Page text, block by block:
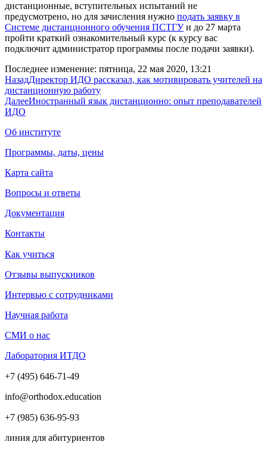
дистанционные, вступительных испытаний не
предусмотрено, но для зачисления нужно подать заявку в
Системе дистанционного обучения ПСТГУи до 27 марта
пройти краткий ознакомительный курс (к курсу вас
подключит администратор программы после подачи заявки).
Последнее изменение: пятница, 22 мая 2020, 13:21
НазадДиректор ИДО рассказал, как мотивировать учителей на
дистанционную работу
ДалееИностранный язык дистанционно: опыт преподавателей
ИДО
Об институте
Программы, даты, цены
Карта сайта
Вопросы и ответы
Документация
Контакты
Как учиться
Отзывы выпускников
Интервью с сотрудниками
Научная работа
СМИ о нас
Лаборатория ИТДО
+7 (495) 646-71-49
info@orthodox.education
+7 (985) 636-95-93
линия для абитуриентов